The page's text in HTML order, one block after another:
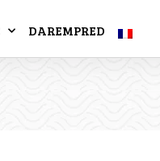
DAREMPRED